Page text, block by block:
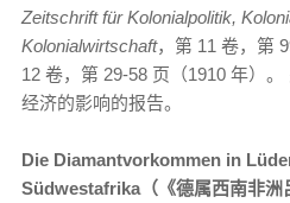
Zeitschrift für Kolonialpolitik,
Kolonialwirtschaft，第 11 卷，第
12 卷，第 29-58 页（1910 年）
经济的影响的报告。
Die Diamantvorkommen in
Südwestafrika（《德属西南非洲